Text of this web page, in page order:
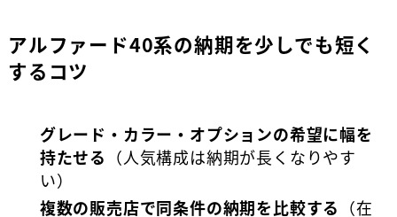
アルファード40系の納期を少しでも短く
するコツ
グレード・カラー・オプションの希望に幅を
持たせる （人気構成は納期が長くなりやす
い）
複数の販売店で同条件の納期を比較する （在